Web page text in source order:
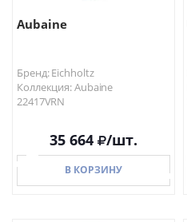
Aubaine
Бренд: Eichholtz
Коллекция: Aubaine
22417VRN
35 664 /шт.
В КОРЗИНУ